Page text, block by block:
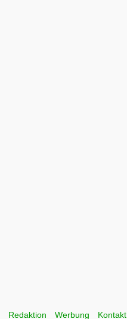
Redaktion Werbung Kontakt